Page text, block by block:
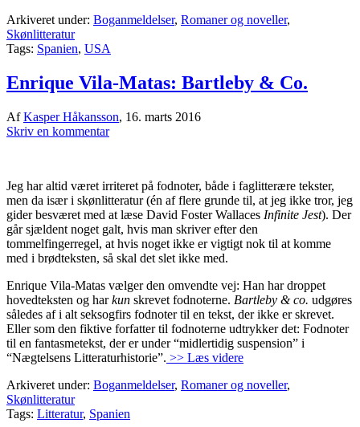
Arkiveret under: Boganmeldelser, Romaner og noveller,
Skønlitteratur
Tags: Spanien, USA
Enrique Vila-Matas: Bartleby & Co.
AfKasper Håkansson, 16. marts 2016
Skriv en kommentar
Jeg har altid været irriteret på fodnoter, både i faglitterære tekster,
men da især i skønlitteratur (én af flere grunde til, at jeg ikke tror, jeg
gider besværet med at læse David Foster Wallaces Infinite Jest). Der
går sjældent noget galt, hvis man skriver efter den
tommelfingerregel, at hvis noget ikke er vigtigt nok til at komme
med i brødteksten, så skal det slet ikke med.
Enrique Vila-Matas vælger den omvendte vej: Han har droppet
hovedteksten og harkun skrevet fodnoterne. Bartleby & co. udgøres
således af i alt seksogfirs fodnoter til en tekst, der ikke er skrevet.
Eller som den fiktive forfatter til fodnoterne udtrykker det: Fodnoter
til en fantasmetekst, der er under “midlertidig suspension” i
“Nægtelsens Litteraturhistorie”. >> Læs videre
Arkiveret under: Boganmeldelser, Romaner og noveller,
Skønlitteratur
Tags: Litteratur, Spanien